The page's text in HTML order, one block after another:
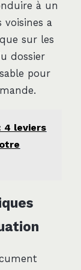
à un
voisines a
sur les
dossier
pour
4 leviers